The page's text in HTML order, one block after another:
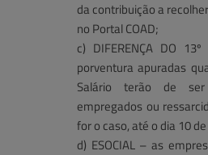
da contribuição a
no Portal COAD;
c) DIFERENÇA DO
porventura apuradas
Salário terão de
empregados ou
for o caso, até o dia 10
d) ESOCIAL – as